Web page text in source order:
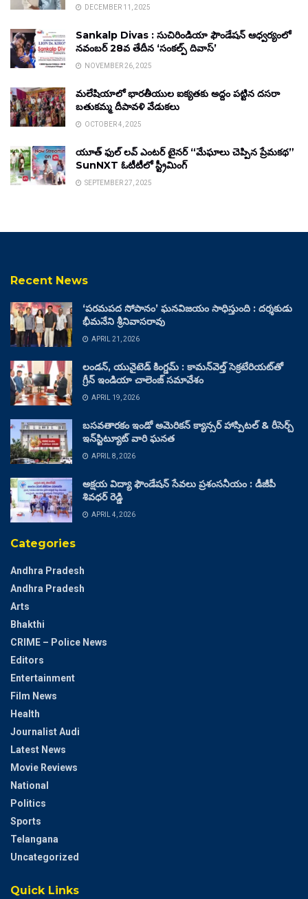
DECEMBER 11, 2025
Sankalp Divas : సుచిరిండియా ఫౌండేషన్ ఆధ్వర్యంలో
నవంబర్ 28వ తేదీన ‘సంకల్ప్ దివాస్’
NOVEMBER 26, 2025
మలేషియాలో భారతీయుల ఐక్యతకు అద్దం పట్టిన దసరా
బతుకమ్మ దీపావళి వేడుకలు
OCTOBER 4, 2025
యూత్ ఫుల్ లవ్ ఎంటర్ టైనర్ “మేఘాలు చెప్పిన ప్రేమకథ”
SunNXT ఓటీటీలో స్ట్రీమింగ్
SEPTEMBER 27, 2025
Recent News
‘పరమపద సోపానం’ ఘనవిజయం సాధిస్తుంది : దర్శకుడు
భీమనేని శ్రీనివాసరావు
APRIL 21, 2026
లండన్, యునైటెడ్ కింగ్డమ్ : కామన్‌వెల్త్ సెక్రటేరియట్‌తో
గ్రీన్ ఇండియా చాలెంజ్ సమావేశం
APRIL 19, 2026
బసవతారకం ఇండో అమెరికన్ క్యాన్సర్ హాస్పిటల్ & రీసెర్చ్
ఇన్‌స్టిట్యూట్ వారి ఘనత
APRIL 8, 2026
అక్షయ విద్యా ఫౌండేషన్ సేవలు ప్రశంసనీయం : డీజీపీ
శివధర్ రెడ్డి
APRIL 4, 2026
Categories
Andhra Pradesh
Andhra Pradesh
Arts
Bhakthi
CRIME – Police News
Editors
Entertainment
Film News
Health
Journalist Audi
Latest News
Movie Reviews
National
Politics
Sports
Telangana
Uncategorized
Quick Links